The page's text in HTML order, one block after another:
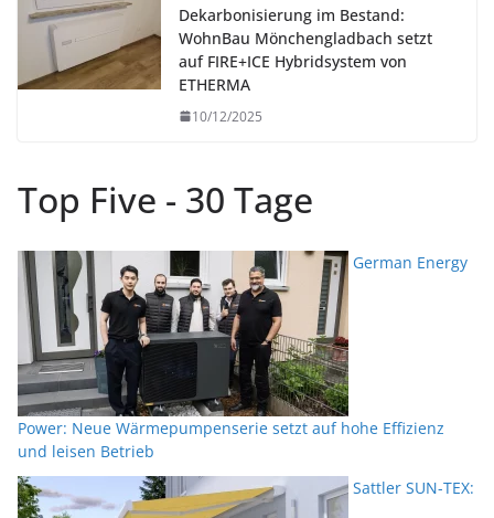
Dekarbonisierung im Bestand:
WohnBau Mönchengladbach setzt
auf FIRE+ICE Hybridsystem von
ETHERMA
10/12/2025
Top Five - 30 Tage
German Energy
Power: Neue Wärmepumpenserie setzt auf hohe Effizienz
und leisen Betrieb
Sattler SUN-TEX: